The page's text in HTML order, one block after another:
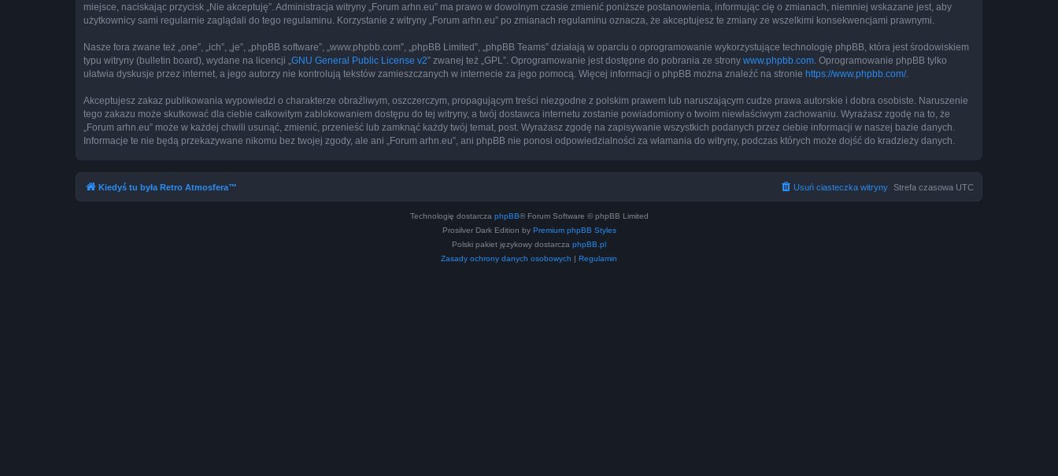
miejsce, naciskając przycisk „Nie akceptuję”. Administracja witryny „Forum arhn.eu” ma prawo w dowolnym czasie zmienić poniższe postanowienia, informując cię o zmianach, niemniej wskazane jest, aby
użytkownicy sami regularnie zaglądali do tego regulaminu. Korzystanie z witryny „Forum arhn.eu” po zmianach regulaminu oznacza, że akceptujesz te zmiany ze wszelkimi konsekwencjami prawnymi.
Nasze fora zwane też „one”, „ich”, „je”, „phpBB software”, „www.phpbb.com”, „phpBB Limited”, „phpBB Teams” działają w oparciu o oprogramowanie wykorzystujące technologię phpBB, która jest środowiskiem
typu witryny (bulletin board), wydane na licencji „GNU General Public License v2” zwanej też „GPL”. Oprogramowanie jest dostępne do pobrania ze strony www.phpbb.com. Oprogramowanie phpBB tylko
ułatwia dyskusje przez internet, a jego autorzy nie kontrolują tekstów zamieszczanych w internecie za jego pomocą. Więcej informacji o phpBB można znaleźć na stronie https://www.phpbb.com/.
Akceptujesz zakaz publikowania wypowiedzi o charakterze obraźliwym, oszczerczym, propagującym treści niezgodne z polskim prawem lub naruszającym cudze prawa autorskie i dobra osobiste. Naruszenie
tego zakazu może skutkować dla ciebie całkowitym zablokowaniem dostępu do tej witryny, a twój dostawca internetu zostanie powiadomiony o twoim niewłaściwym zachowaniu. Wyrażasz zgodę na to, że
„Forum arhn.eu” może w każdej chwili usunąć, zmienić, przenieść lub zamknąć każdy twój temat, post. Wyrażasz zgodę na zapisywanie wszystkich podanych przez ciebie informacji w naszej bazie danych.
Informacje te nie będą przekazywane nikomu bez twojej zgody, ale ani „Forum arhn.eu”, ani phpBB nie ponosi odpowiedzialności za włamania do witryny, podczas których może dojść do kradzieży danych.
Kiedyś tu była Retro Atmosfera™ Strefa czasowa UTC
Usuń ciasteczka witryny
Technologię dostarcza phpBB® Forum Software © phpBB Limited
Prosilver Dark Edition by Premium phpBB Styles
Polski pakiet językowy dostarcza phpBB.pl
Zasady ochrony danych osobowych | Regulamin